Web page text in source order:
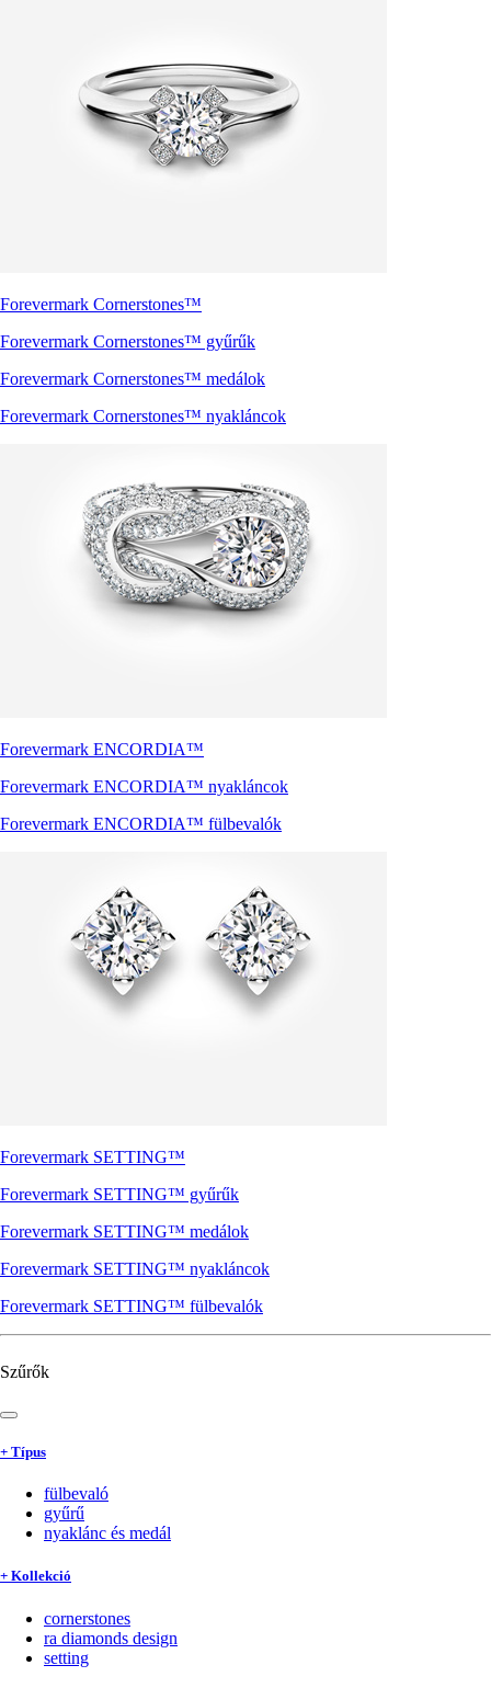
Forevermark Cornerstones™
Forevermark Cornerstones™ gyűrűk
Forevermark Cornerstones™ medálok
Forevermark Cornerstones™ nyakláncok
Forevermark ENCORDIA™
Forevermark ENCORDIA™ nyakláncok
Forevermark ENCORDIA™ fülbevalók
Forevermark SETTING™
Forevermark SETTING™ gyűrűk
Forevermark SETTING™ medálok
Forevermark SETTING™ nyakláncok
Forevermark SETTING™ fülbevalók
Szűrők
+ Típus
fülbevaló
gyűrű
nyaklánc és medál
+ Kollekció
cornerstones
ra diamonds design
setting